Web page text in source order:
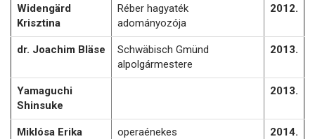
Widengärd
Krisztina
Réber hagyaték
adományozója
2012.
dr. Joachim Bläse
Schwäbisch Gmünd
alpolgármestere
2013.
Yamaguchi
Shinsuke
2013.
Miklósa Erika operaénekes 2014.